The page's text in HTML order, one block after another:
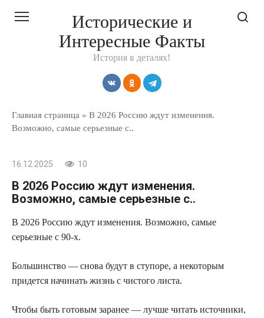
Исторические и
Интересные Факты
История в деталях!
Главная страница » В 2026 Россию ждут изменения.
Возможно, самые серьезные с..
16.12.2025 10
В 2026 Россию ждут изменения.
Возможно, самые серьезные с..
В 2026 Россию ждут изменения. Возможно, самые
серьезные с 90-х.
Большинство — снова будут в ступоре, а некоторым
придется начинать жизнь с чистого листа.
Чтобы быть готовым заранее — лучше читать источники,